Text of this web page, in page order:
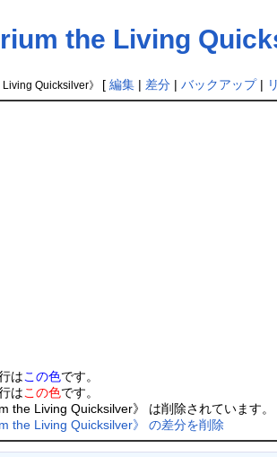
the Living
Quicksilver》 [ 編集| 差分| バックアップ|
はこの色です。
はこの色です。
the Living Quicksilver》 は削除されています。
the Living Quicksilver》 の差分を削除